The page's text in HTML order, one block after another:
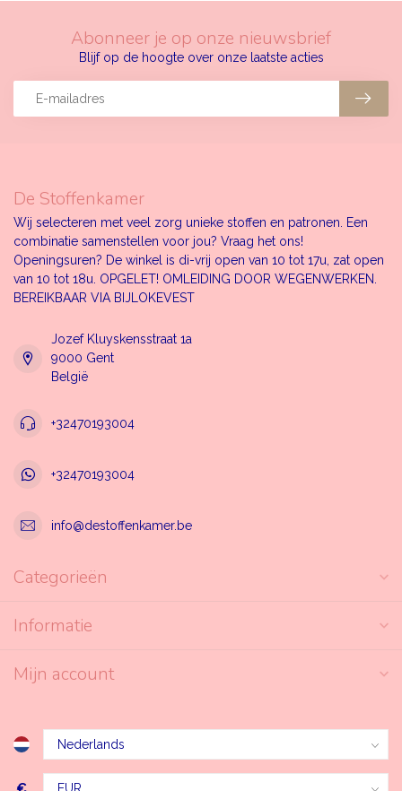
Abonneer je op onze nieuwsbrief
Blijf op de hoogte over onze laatste acties
De Stoffenkamer
Wij selecteren met veel zorg unieke stoffen en patronen. Een
combinatie samenstellen voor jou? Vraag het ons!
Openingsuren? De winkel is di-vrij open van 10 tot 17u, zat open
van 10 tot 18u. OPGELET! OMLEIDING DOOR WEGENWERKEN.
BEREIKBAAR VIA BIJLOKEVEST
Jozef Kluyskensstraat 1a
9000 Gent
België
+32470193004
+32470193004
info@destoffenkamer.be
Categorieën
Informatie
Mijn account